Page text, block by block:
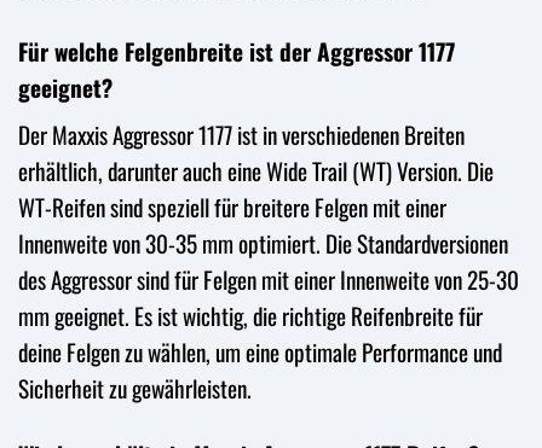
Für welche Felgenbreite ist der Aggressor 1177
geeignet?
Der Maxxis Aggressor 1177 ist in verschiedenen Breiten
erhältlich, darunter auch eine Wide Trail (WT) Version. Die
WT-Reifen sind speziell für breitere Felgen mit einer
Innenweite von 30-35 mm optimiert. Die Standardversionen
des Aggressor sind für Felgen mit einer Innenweite von 25-30
mm geeignet. Es ist wichtig, die richtige Reifenbreite für
deine Felgen zu wählen, um eine optimale Performance und
Sicherheit zu gewährleisten.